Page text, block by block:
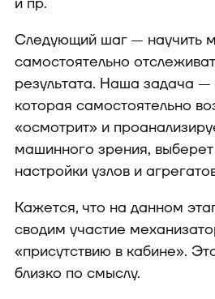
Следующий шаг — научить
самостоятельно
результата. Наша задача —
которая самостоятельно
«осмотрит» и
машинного зрения,
настройки узлов и
Кажется, что на данном
сводим участие
«присутствию в кабине».
близко по смыслу.